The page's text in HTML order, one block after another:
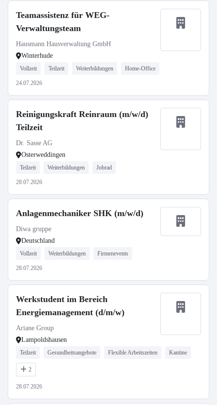
Teamassistenz für WEG-
Verwaltungsteam
Hausmann Hausverwaltung GmbH
Winterhude
Vollzeit Teilzeit Weiterbildungen Home-Office
24.07.2026
Reinigungskraft Reinraum (m/w/d)
Teilzeit
Dr. Sasse AG
Osterweddingen
Teilzeit Weiterbildungen Jobrad
28.07.2026
Anlagenmechaniker SHK (m/w/d)
Diwa gruppe
Deutschland
Vollzeit Weiterbildungen Firmenevents
28.07.2026
Werkstudent im Bereich
Energiemanagement (d/m/w)
Ariane Group
Lampoldshausen
Teilzeit Gesundheitsangebote Flexible Arbeitszeiten Kantine
2
28.07.2026